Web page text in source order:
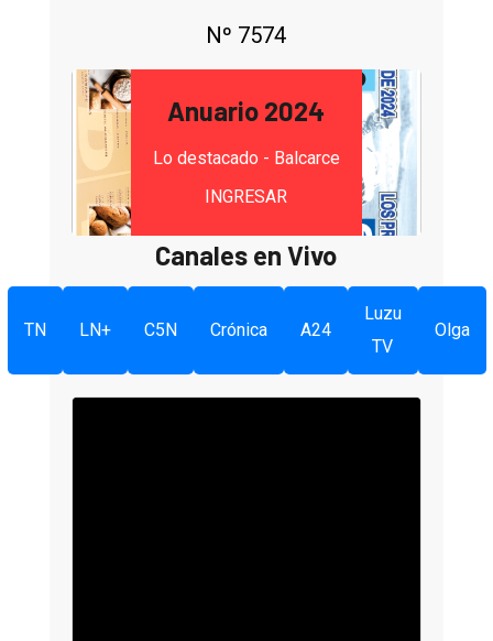
Nº 7574
Anuario 2024
Lo destacado - Balcarce
INGRESAR
Canales en Vivo
TN LN+ C5N Crónica A24
Luzu
TV
Olga